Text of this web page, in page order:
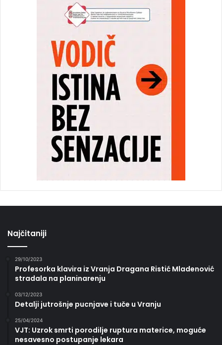
Najčitaniji
29/10/2023
Profesorka klavira iz Vranja Dragana Ristić Mladenović
stradala na planinarenju
03/12/2023
Detalji jutrošnje pucnjave i tuče u Vranju
25/04/2024
VJT: Uzrok smrti porodilje ruptura materice, moguće
nesavesno postupanje lekara